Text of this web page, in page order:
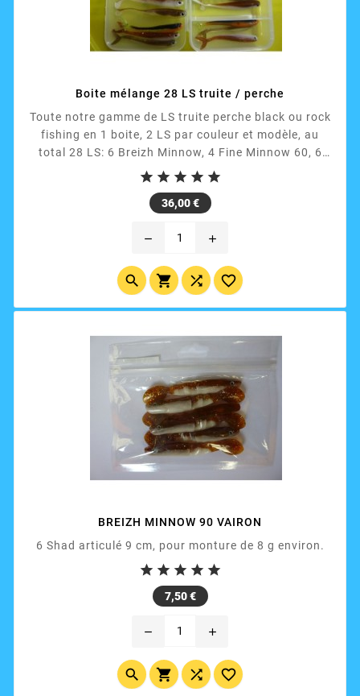
Boite mélange 28 LS truite / perche
Toute notre gamme de LS truite perche black ou rock
fishing en 1 boite, 2 LS par couleur et modèle, au
total 28 LS: 6 Breizh Minnow, 4 Fine Minnow 60, 6
Fine minnow 70, 8 Fine Minnow 80 et 4 Verti Minnow.
    
36,00 € Prix
remove add
   
BREIZH MINNOW 90 VAIRON
6 Shad articulé 9 cm, pour monture de 8 g environ.
    
7,50 € Prix
remove add
   